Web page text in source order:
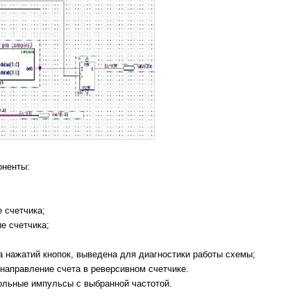
счетчика;
счетчика;
кнопок, выведена для диагностики работы схемы;
счета в реверсивном счетчике.
импульсы с выбранной частотой.